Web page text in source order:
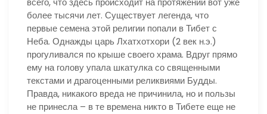
более тысячи лет. Существует легенда, что
первые семена этой религии попали в Тибет с
Неба. Однажды царь Лхатхотхори (2 век н.э.)
прогуливался по крыше своего храма. Вдруг прямо
ему на голову упала шкатулка со священными
текстами и драгоценными реликвиями Будды.
Правда, никакого вреда не причинила, но и пользы
не принесла – в те времена никто в Тибете еще не